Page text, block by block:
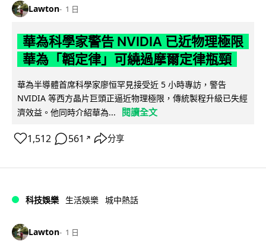
Lawton 1 日
華為科學家警告 NVIDIA 已近物理極限
華為「韜定律」可繞過摩爾定律瓶頸
華為半導體首席科學家廖恒罕見接受近 5 小時專訪，警告
NVIDIA 等西方晶片巨頭正逼近物理極限，傳統製程升級已失經
濟效益。他同時介紹華為...
閱讀全文
1,512 561 ↗ 分享
科技娛樂 生活娛樂 城中熱話
Lawton 1 日